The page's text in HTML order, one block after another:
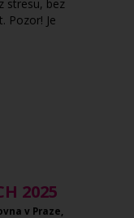
stresu, bez
Pozor! Je
2025
v Praze,